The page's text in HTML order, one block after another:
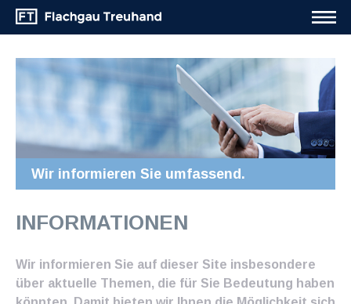
Wir informieren Sie umfassend.
INFORMATIONEN
Wir informieren Sie auf dieser Site insbesondere
über aktuelle Themen, die für Sie Bedeutung haben